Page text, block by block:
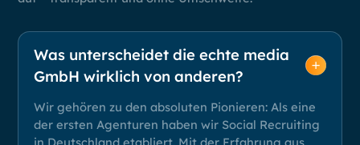
Was unterscheidet die echte media
GmbH wirklich von anderen?
Wir gehören zu den absoluten Pionieren: Als eine
der ersten Agenturen haben wir Social Recruiting